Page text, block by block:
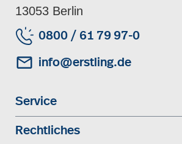
13053 Berlin
0800 / 61 79 97-0
info@erstling.de
Service
Rechtliches